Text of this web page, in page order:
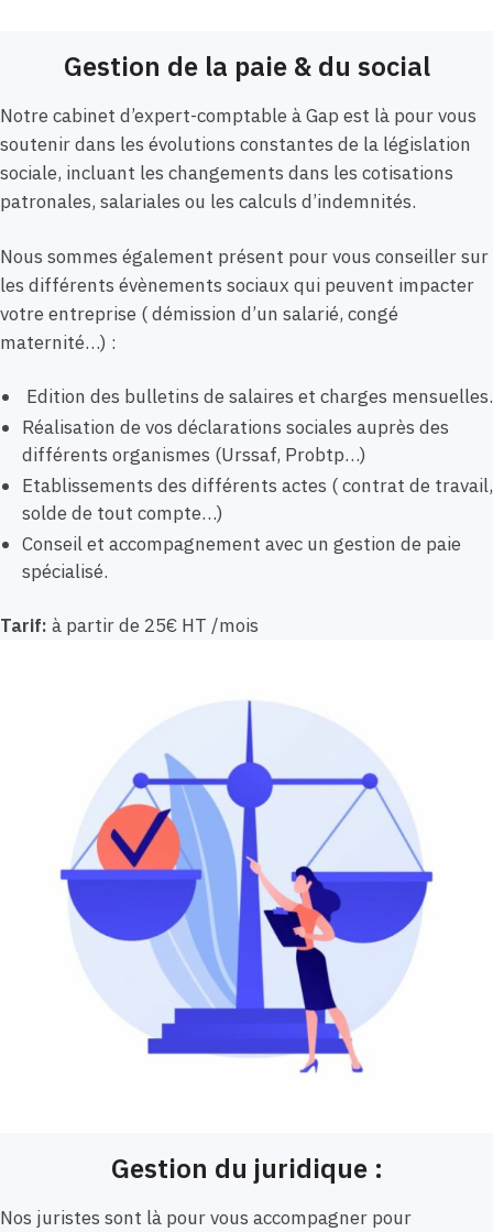
Gestion de la paie & du social
Notre cabinet d’expert-comptable à Gap est là pour vous
soutenir dans les évolutions constantes de la législation
sociale, incluant les changements dans les cotisations
patronales, salariales ou les calculs d’indemnités.
Nous sommes également présent pour vous conseiller sur
les différents évènements sociaux qui peuvent impacter
votre entreprise ( démission d’un salarié, congé
maternité…) :
Edition des bulletins de salaires et charges mensuelles.
Réalisation de vos déclarations sociales auprès des
différents organismes (Urssaf, Probtp…)
Etablissements des différents actes ( contrat de travail,
solde de tout compte…)
Conseil et accompagnement avec un gestion de paie
spécialisé.
Tarif: à partir de 25€ HT /mois
Gestion du juridique :
Nos juristes sont là pour vous accompagner pour